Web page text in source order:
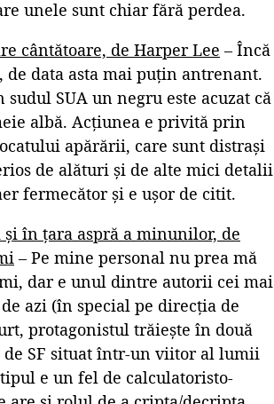
unele sunt chiar fără perdea.
cântătoare, de Harper Lee – Încă
de data asta mai puțin antrenant.
SUA un negru este acuzat că
albă. Acțiunea e privită prin
apărării, care sunt distrași
de alături și de alte mici detalii
fermecător și e ușor de citit.
în țara aspră a minunilor, de
– Pe mine personal nu prea mă
dar e unul dintre autorii cei mai
azi (în special pe direcția de
protagonistul trăiește în două
SF situat într-un viitor al lumii
e un fel de calculatoristo-